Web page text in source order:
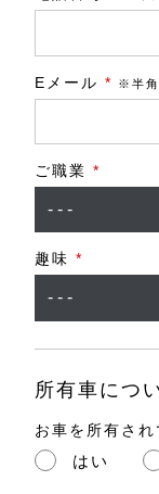
Eメール * ※半角
ご職業 *
趣味 *
所有車につ
お車を所有さ
はい